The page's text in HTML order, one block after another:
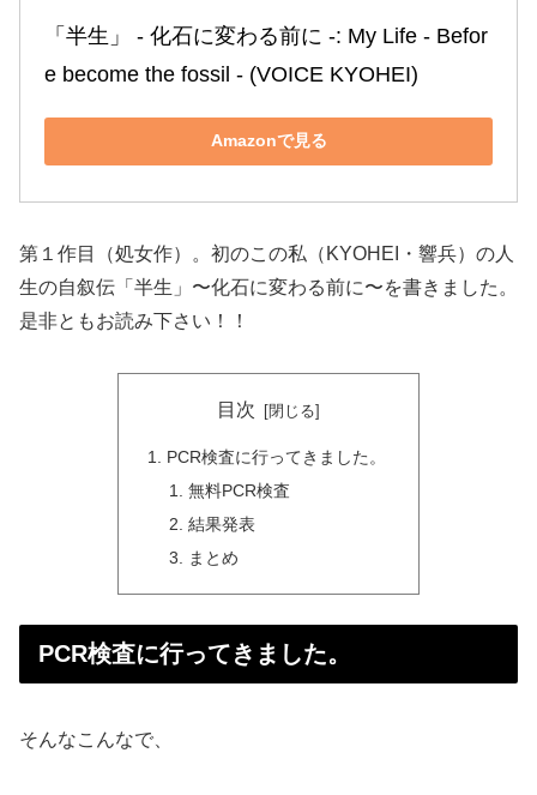
「半生」 ‐ 化石に変わる前に ‐: My Life ‐ Befor
e become the fossil ‐ (VOICE KYOHEI)
Amazonで見る
第１作目（処女作）。初のこの私（KYOHEI・響兵）の人
生の自叙伝「半生」〜化石に変わる前に〜を書きました。
是非ともお読み下さい！！
目次
PCR検査に行ってきました。
無料PCR検査
結果発表
まとめ
PCR検査に行ってきました。
そんなこんなで、